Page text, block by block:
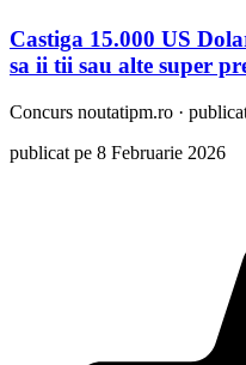
Castiga 15.000 US
sa ii tii sau alte super
Concurs noutatipm.ro ·
publicat pe 8 Februarie 2026